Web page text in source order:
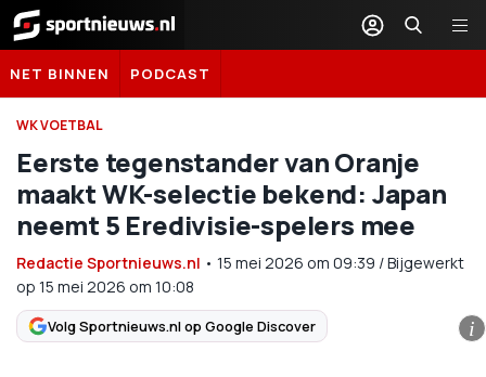
Sportnieuws.nl
NET BINNEN PODCAST
WK VOETBAL
Eerste tegenstander van Oranje
maakt WK-selectie bekend: Japan
neemt 5 Eredivisie-spelers mee
Redactie Sportnieuws.nl • 15 mei 2026 om 09:39 /Bijgewerkt
op 15 mei 2026 om 10:08
Volg Sportnieuws.nl op Google Discover i